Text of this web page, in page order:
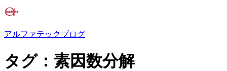
アルファテックブログ
タグ：素因数分解